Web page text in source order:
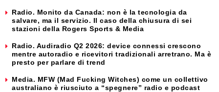
Radio. Monito da Canada: non è la tecnologia da
salvare, ma il servizio. Il caso della chiusura di sei
stazioni della Rogers Sports & Media
Radio. Audiradio Q2 2026: device connessi crescono
mentre autoradio e ricevitori tradizionali arretrano. Ma è
presto per parlare di trend
Media. MFW (Mad Fucking Witches) come un collettivo
australiano è riusciuto a “spegnere” radio e podcast